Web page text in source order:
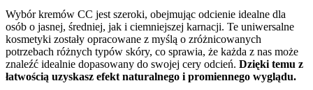
Wybór kremów CC jest szeroki, obejmując odcienie idealne dla
osób o jasnej, średniej, jak i ciemniejszej karnacji. Te uniwersalne
kosmetyki zostały opracowane z myślą o zróżnicowanych
potrzebach różnych typów skóry, co sprawia, że każda z nas może
znaleźć idealnie dopasowany do swojej cery odcień. Dzięki temu z
łatwością uzyskasz efekt naturalnego i promiennego wyglądu.